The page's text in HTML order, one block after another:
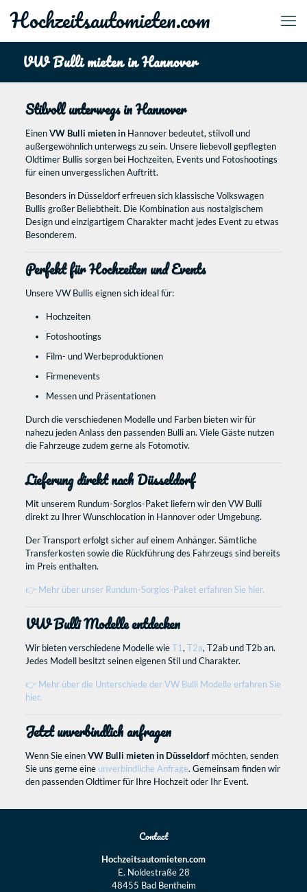
Hochzeitsautomieten.com
VW Bulli mieten in Hannover
Stilvoll unterwegs in Hannover
EinenVW Bulli mieten in Hannover bedeutet, stilvoll und
außergewöhnlich unterwegs zu sein. Unsere liebevoll gepflegten
Oldtimer Bullis sorgen bei Hochzeiten, Events und Fotoshootings
für einen unvergesslichen Auftritt.
Besonders in Düsseldorf erfreuen sich klassische Volkswagen
Bullis großer Beliebtheit. Die Kombination aus nostalgischem
Design und einzigartigem Charakter macht jedes Event zu etwas
Besonderem.
Perfekt für Hochzeiten und Events
Unsere VW Bullis eignen sich ideal für:
Hochzeiten
Fotoshootings
Film- und Werbeproduktionen
Firmenevents
Messen und Präsentationen
Durch die verschiedenen Modelle und Farben bieten wir für
nahezu jeden Anlass den passenden Bulli an. Viele Gäste nutzen
die Fahrzeuge zudem gerne als Fotomotiv.
Lieferung direkt nach Düsseldorf
Mit unserem Rundum-Sorglos-Paket liefern wir den VW Bulli
direkt zu Ihrer Wunschlocation in Hannover oder Umgebung.
Der Transport erfolgt sicher auf einem Anhänger. Sämtliche
Transferkosten sowie die Rückführung des Fahrzeugs sind bereits
im Preis enthalten.
👉 Mehr über unser Rundum-Sorglos-Paket erfahren Sie hier.
VW Bulli Modelle entdecken
Wir bieten verschiedene Modelle wieT1, T2a, T2ab und T2b an.
Jedes Modell besitzt seinen eigenen Stil und Charakter.
👉 Mehr über die Unterschiede der VW Bulli Modelle erfahren Sie
hier.
Jetzt unverbindlich anfragen
Wenn Sie einenVW Bulli mieten in Düsseldorfmöchten, senden
Sie uns gerne eine unverbindliche Anfrage. Gemeinsam finden wir
den passenden Oldtimer für Ihre Hochzeit oder Ihr Event.
Contact
Hochzeitsautomieten.com
E. Noldestraße 28
48455 Bad Bentheim